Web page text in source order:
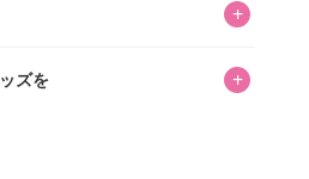
します。なお、記事内に価格は
きないからです。
+
ズを
+